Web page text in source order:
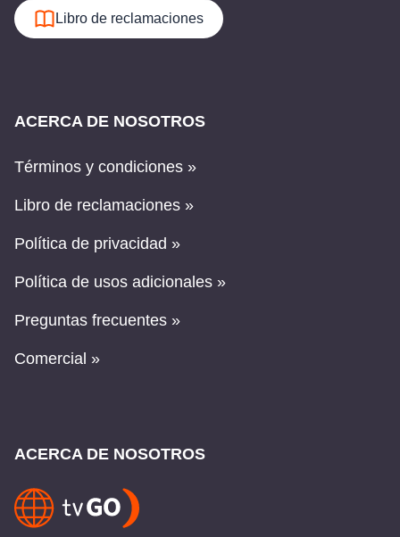
Libro de reclamaciones
ACERCA DE NOSOTROS
Términos y condiciones »
Libro de reclamaciones »
Política de privacidad »
Política de usos adicionales »
Preguntas frecuentes »
Comercial »
ACERCA DE NOSOTROS